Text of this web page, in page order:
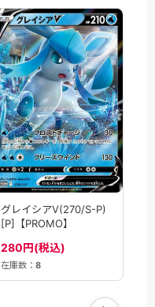
グレイシアV(270/S-P)
[P]【PROMO】
280円(税込)
在庫数： 8